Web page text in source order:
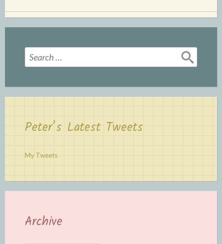
Search
for:
Peter’s Latest Tweets
My Tweets
Archive